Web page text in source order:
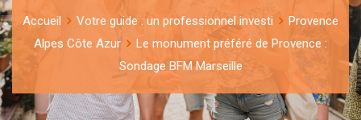
Accueil Votre guide : un professionnel investi
Provence
Alpes Côte Azur
Le monument préféré de Provence :
Sondage BFM Marseille